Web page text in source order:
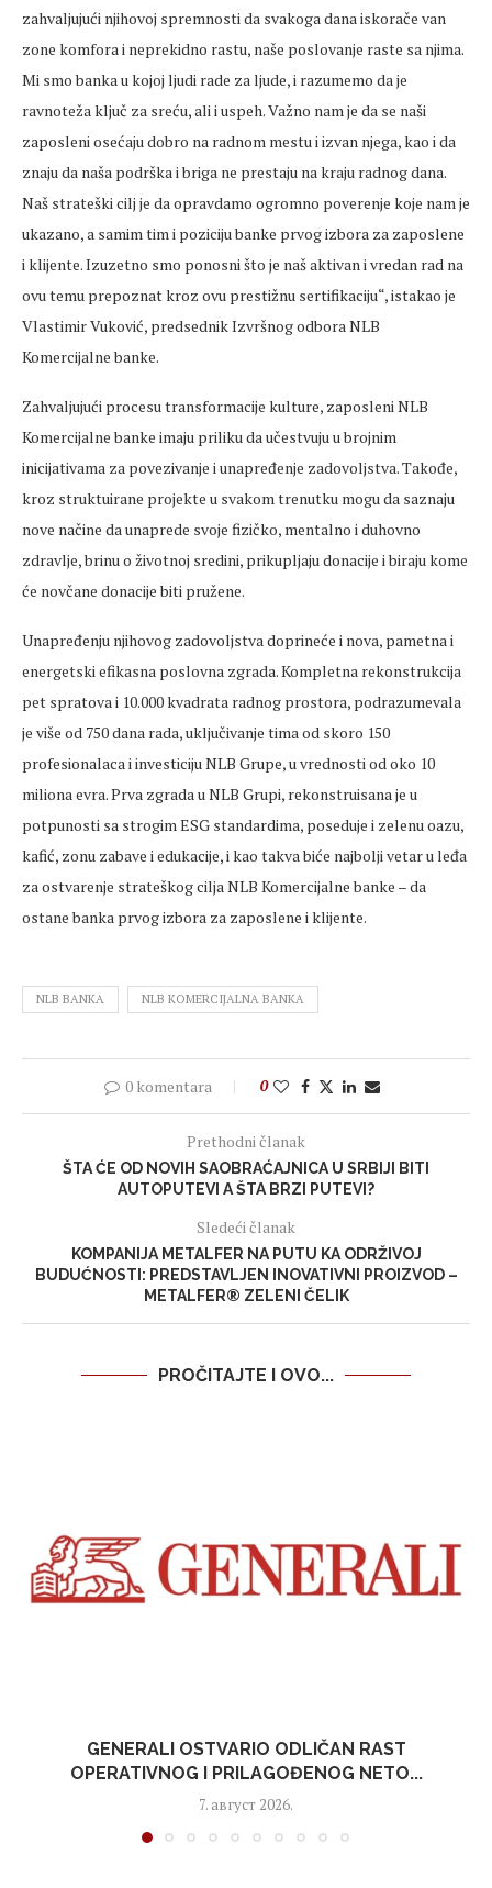
zahvaljujući njihovoj spremnosti da svakoga dana iskorače van
zone komfora i neprekidno rastu, naše poslovanje raste sa njima.
Mi smo banka u kojoj ljudi rade za ljude, i razumemo da je
ravnoteža ključ za sreću, ali i uspeh. Važno nam je da se naši
zaposleni osećaju dobro na radnom mestu i izvan njega, kao i da
znaju da naša podrška i briga ne prestaju na kraju radnog dana.
Naš strateški cilj je da opravdamo ogromno poverenje koje nam je
ukazano, a samim tim i poziciju banke prvog izbora za zaposlene
i klijente. Izuzetno smo ponosni što je naš aktivan i vredan rad na
ovu temu prepoznat kroz ovu prestižnu sertifikaciju“, istakao je
Vlastimir Vuković, predsednik Izvršnog odbora NLB
Komercijalne banke.
Zahvaljujući procesu transformacije kulture, zaposleni NLB
Komercijalne banke imaju priliku da učestvuju u brojnim
inicijativama za povezivanje i unapređenje zadovoljstva. Takođe,
kroz struktuirane projekte u svakom trenutku mogu da saznaju
nove načine da unaprede svoje fizičko, mentalno i duhovno
zdravlje, brinu o životnoj sredini, prikupljaju donacije i biraju kome
će novčane donacije biti pružene.
Unapređenju njihovog zadovoljstva doprineće i nova, pametna i
energetski efikasna poslovna zgrada. Kompletna rekonstrukcija
pet spratova i 10.000 kvadrata radnog prostora, podrazumevala
je više od 750 dana rada, uključivanje tima od skoro 150
profesionalaca i investiciju NLB Grupe, u vrednosti od oko 10
miliona evra. Prva zgrada u NLB Grupi, rekonstruisana je u
potpunosti sa strogim ESG standardima, poseduje i zelenu oazu,
kafić, zonu zabave i edukacije, i kao takva biće najbolji vetar u leđa
za ostvarenje strateškog cilja NLB Komercijalne banke – da
ostane banka prvog izbora za zaposlene i klijente.
NLB BANKA NLB KOMERCIJALNA BANKA
0 komentara 0
Prethodni članak
ŠTA ĆE OD NOVIH SAOBRAĆAJNICA U SRBIJI BITI
AUTOPUTEVI A ŠTA BRZI PUTEVI?
Sledeći članak
KOMPANIJA METALFER NA PUTU KA ODRŽIVOJ
BUDUĆNOSTI: PREDSTAVLJEN INOVATIVNI PROIZVOD –
METALFER® ZELENI ČELIK
PROČITAJTE I OVO...
GENERALI OSTVARIO ODLIČAN RAST
OPERATIVNOG I PRILAGOĐENOG NETO...
7. август 2026.